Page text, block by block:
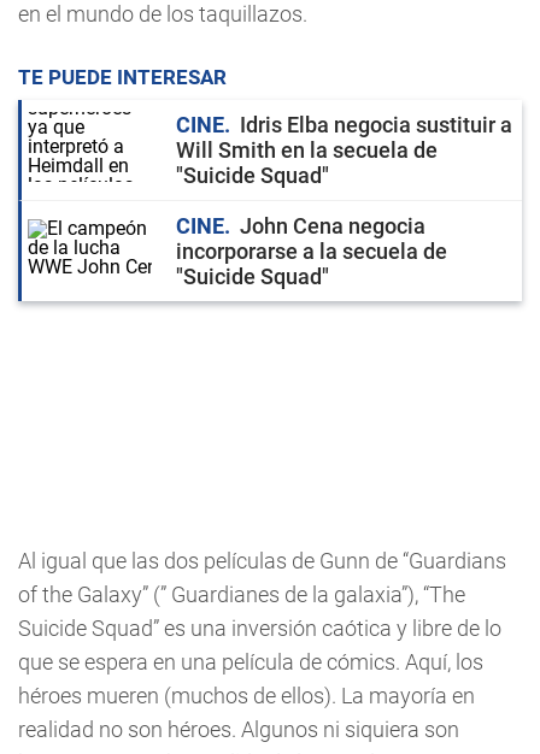
en el mundo de los taquillazos.
TE PUEDE INTERESAR
CINE
Idris Elba negocia sustituir a
Will Smith en la secuela de
"Suicide Squad"
CINE
John Cena negocia
incorporarse a la secuela de
"Suicide Squad"
Al igual que las dos películas de Gunn de “Guardians
of the Galaxy” (” Guardianes de la galaxia”), “The
Suicide Squad” es una inversión caótica y libre de lo
que se espera en una película de cómics. Aquí, los
héroes mueren (muchos de ellos). La mayoría en
realidad no son héroes. Algunos ni siquiera son